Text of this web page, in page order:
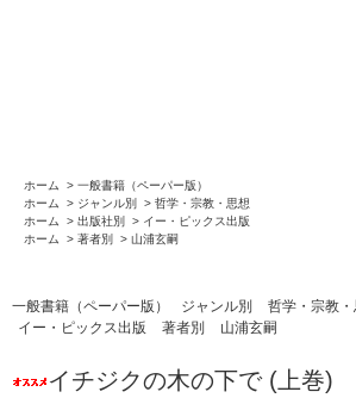
ホーム > 一般書籍（ペーパー版）
ホーム
> ジャンル別 > 哲学・宗教・思想
ホーム
> 出版社別 > イー・ピックス出版
ホーム
> 著者別 > 山浦玄嗣
一般書籍（ペーパー版） ジャンル別 哲学・宗教・
イー・ピックス出版
著者別 山浦玄嗣
イチジクの木の下で (上巻)